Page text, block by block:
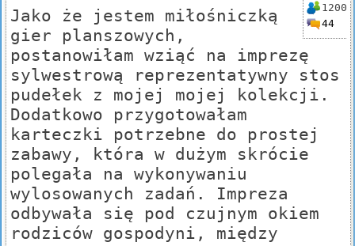
1200
44
Jako że jestem miłośniczką
gier planszowych,
postanowiłam wziąć na imprezę
sylwestrową reprezentatywny stos
pudełek z mojej mojej kolekcji.
Dodatkowo przygotowałam
karteczki potrzebne do prostej
zabawy, która w dużym skrócie
polegała na wykonywaniu
wylosowanych zadań. Impreza
odbywała się pod czujnym okiem
rodziców gospodyni, między